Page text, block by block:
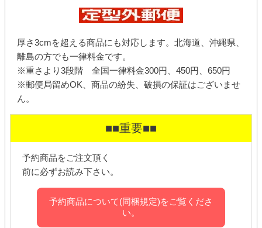
厚さ3cmを超える商品にも対応します。北海道、沖縄県、
離島の方でも一律料金です。
※重さより3段階 全国一律料金300円、450円、650円
※郵便局留めOK、商品の紛失、破損の保証はございませ
ん。
■■重要■■
予約商品をご注文頂く
前に必ずお読み下さい。
予約商品について(同梱規定)をご覧くださ
い。